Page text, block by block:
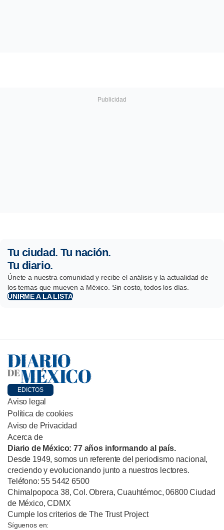
Tu ciudad. Tu nación.
Tu diario.
Únete a nuestra comunidad y recibe el análisis y la actualidad de
los temas que mueven a México. Sin costo, todos los días.
UNIRME A LA LISTA
EDICTOS
Aviso legal
Política de cookies
Aviso de Privacidad
Acerca de
Diario de México: 77 años informando al país.
Desde 1949, somos un referente del periodismo nacional,
creciendo y evolucionando junto a nuestros lectores.
Teléfono: 55 5442 6500
Chimalpopoca 38, Col. Obrera, Cuauhtémoc, 06800 Ciudad
de México, CDMX
Cumple los criterios de The Trust Project
Síguenos en: